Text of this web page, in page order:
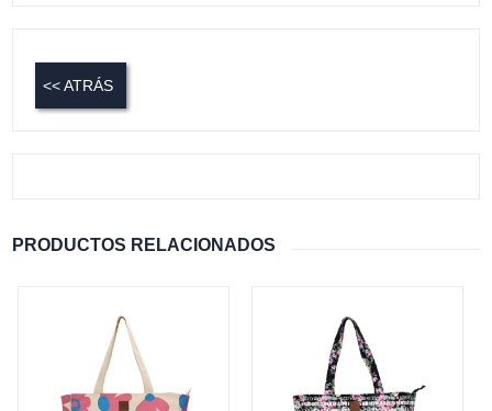
<< ATRÁS
PRODUCTOS RELACIONADOS